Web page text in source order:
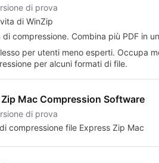
di prova
di WinZip
compressione. Combina più PDF in
per utenti meno esperti. Occupa
per alcuni formati di file.
Mac Compression Software
di prova
compressione file Express Zip Mac